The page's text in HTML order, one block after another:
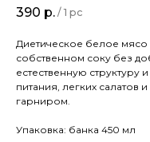
390 р. / 1 pc
Диетическое белое мясо
собственном соку без
естественную структуру
питания, легких салатов
гарниром.
Упаковка: банка 450 мл